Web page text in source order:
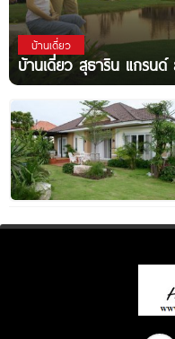
บ้านเดี่ยว
บ้านเดี่ยว สุธาริน แกรนด์